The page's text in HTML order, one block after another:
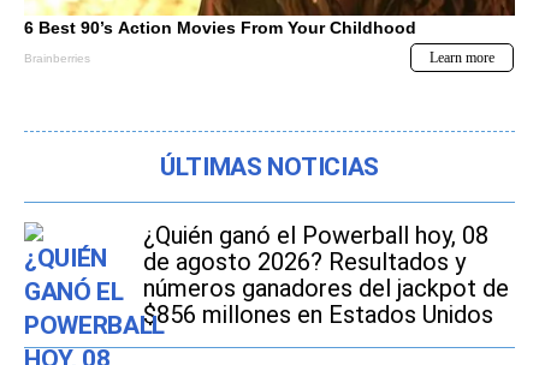
ÚLTIMAS NOTICIAS
¿Quién ganó el Powerball hoy, 08
de agosto 2026? Resultados y
números ganadores del jackpot de
$856 millones en Estados Unidos